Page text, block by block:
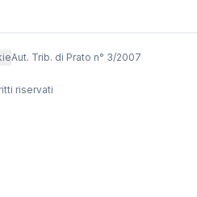
Aut. Trib. di Prato n° 3/2007
riservati